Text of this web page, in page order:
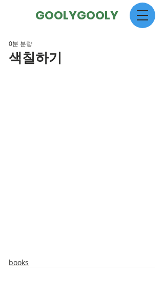
GOOLYGOOLY
색칠하기
0분 분량
books